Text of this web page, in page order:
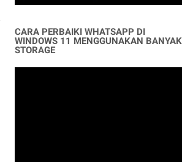
CARA PERBAIKI WHATSAPP DI
WINDOWS 11 MENGGUNAKAN BANYAK
STORAGE